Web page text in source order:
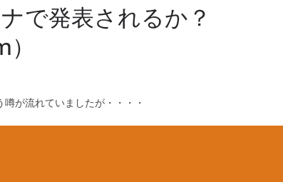
で発表されるか？
が流れていましたが・・・・